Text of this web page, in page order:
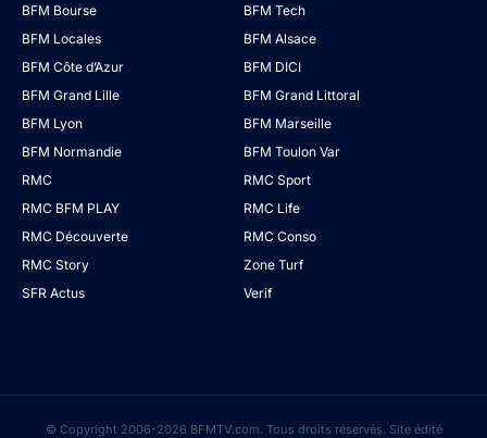
BFM Bourse
BFM Tech
BFM Locales
BFM Alsace
BFM Côte d’Azur
BFM DICI
BFM Grand Lille
BFM Grand Littoral
BFM Lyon
BFM Marseille
BFM Normandie
BFM Toulon Var
RMC
RMC Sport
RMC BFM PLAY
RMC Life
RMC Découverte
RMC Conso
RMC Story
Zone Turf
SFR Actus
Verif
© Copyright 2006-2026 BFMTV.com. Tous droits réservés. Site édité